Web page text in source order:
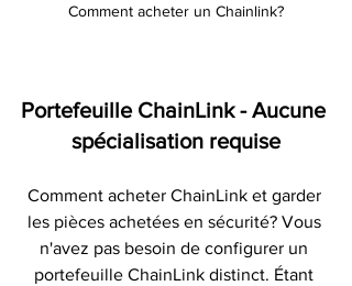
Comment acheter un Chainlink?
Portefeuille ChainLink - Aucune
spécialisation requise
Comment acheter ChainLink et garder
les pièces achetées en sécurité? Vous
n'avez pas besoin de configurer un
portefeuille ChainLink distinct. Étant